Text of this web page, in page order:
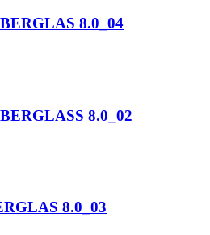
8.0_04
8.0_02
8.0_03